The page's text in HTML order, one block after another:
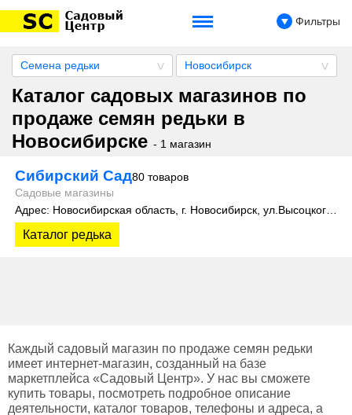
Фильтры
Семена редьки Новосибирск
Каталог садовых магазинов по
продаже семян редьки в
Новосибирске - 1 магазин
Сибирский Сад80 товаров
Садовые магазины
Каталог редька
Каждый садовый магазин по продаже семян редьки
имеет интернет-магазин, созданный на базе
маркетплейса «Садовый Центр». У нас вы сможете
купить товары, посмотреть подробное описание
деятельности, каталог товаров, телефоны и адреса, а